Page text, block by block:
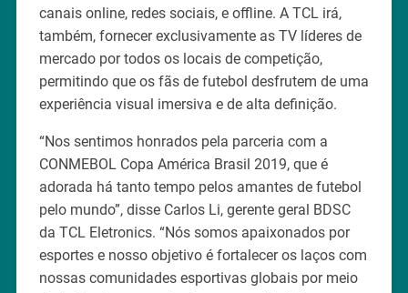
canais online, redes sociais, e offline. A TCL irá,
também, fornecer exclusivamente as TV líderes de
mercado por todos os locais de competição,
permitindo que os fãs de futebol desfrutem de uma
experiência visual imersiva e de alta definição.
“Nos sentimos honrados pela parceria com a
CONMEBOL Copa América Brasil 2019, que é
adorada há tanto tempo pelos amantes de futebol
pelo mundo”, disse Carlos Li, gerente geral BDSC
da TCL Eletronics. “Nós somos apaixonados por
esportes e nosso objetivo é fortalecer os laços com
nossas comunidades esportivas globais por meio